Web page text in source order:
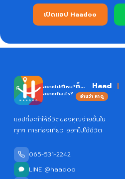
เปิดแอป Haadoo
อยากไปที่ไหน?
อยากทำอะไร?
ก็...
อ่านว่า หาดู
แอปที่จะทำให้ชีวิตของคุณง่ายขึ้นใน
ทุกๆ การท่องเที่ยว ออกไปใช้ชีวิต
065-531-2242
LINE @haadoo